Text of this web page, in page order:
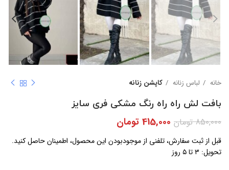
خانه لباس زنانه کاپشن زنانه
بافت لش راه راه رنگ مشکی فری سایز
850,000تومان 415,000 تومان
قبل از ثبت سفارش، تلفنی از موجودبودن این محصول، اطمینان حاصل کنید.
تحویل: ۳ تا ۵ روز